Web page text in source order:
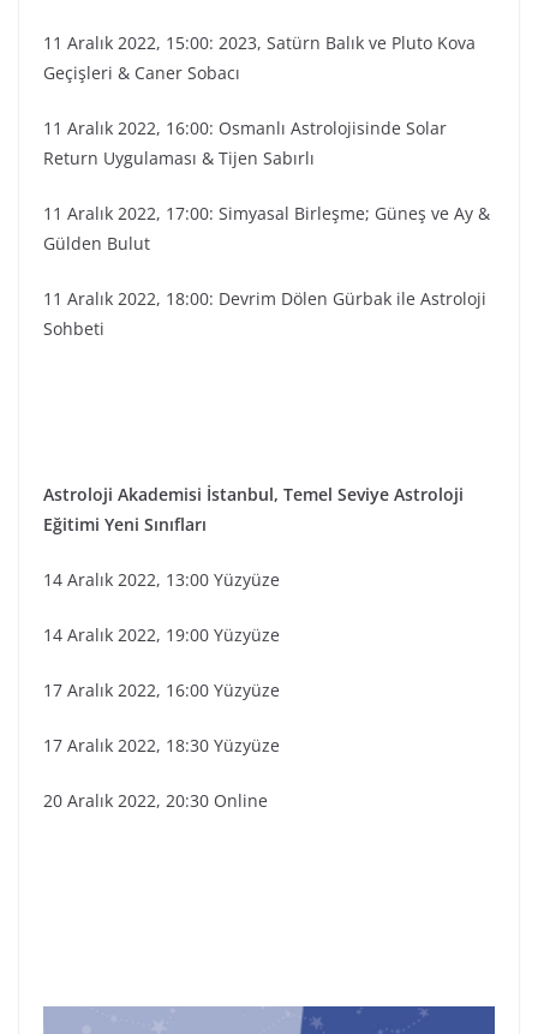
11 Aralık 2022, 15:00: 2023, Satürn Balık ve Pluto Kova
Geçişleri & Caner Sobacı
11 Aralık 2022, 16:00: Osmanlı Astrolojisinde Solar
Return Uygulaması & Tijen Sabırlı
11 Aralık 2022, 17:00: Simyasal Birleşme; Güneş ve Ay &
Gülden Bulut
11 Aralık 2022, 18:00: Devrim Dölen Gürbak ile Astroloji
Sohbeti
Astroloji Akademisi İstanbul, Temel Seviye Astroloji
Eğitimi Yeni Sınıfları
14 Aralık 2022, 13:00 Yüzyüze
14 Aralık 2022, 19:00 Yüzyüze
17 Aralık 2022, 16:00 Yüzyüze
17 Aralık 2022, 18:30 Yüzyüze
20 Aralık 2022, 20:30 Online